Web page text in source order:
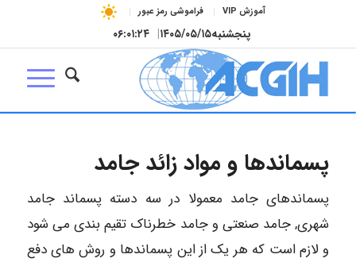
آموزش VIP فراموشی رمز عبور
پنجشنبه۱۴۰۵/۰۵/۱۵| ۰۶:۰۱:۲۵
پسماندها و مواد زائد جامد
پسماندهای جامد معمولا در سه دسته پسماند جامد
شهری, جامد صنعتی و جامد خطرناک تقیم بندی می شود
و لازم است که هر یک از این پسماندها و روش های دفع